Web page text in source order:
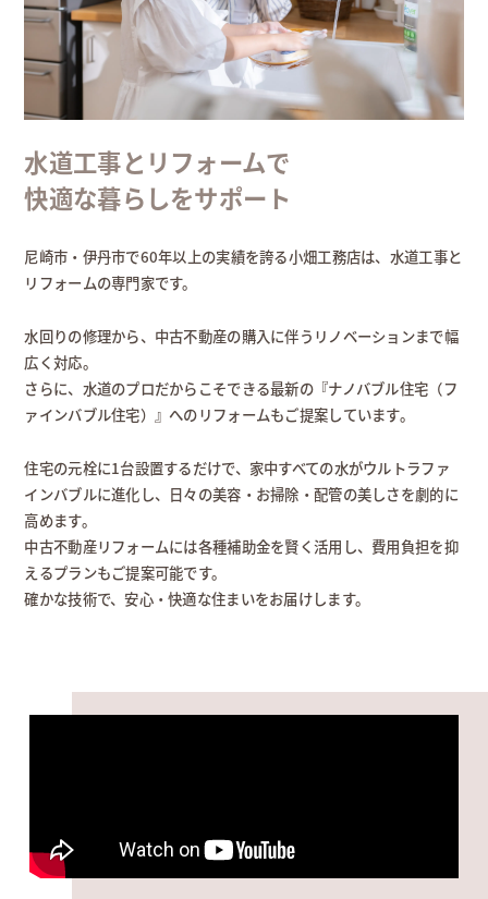
水道工事とリフォームで
快適な暮らしをサポート
尼崎市・伊丹市で60年以上の実績を誇る小畑工務店は、水道工事と
リフォームの専門家です。
水回りの修理から、中古不動産の購入に伴うリノベーションまで幅
広く対応。
さらに、水道のプロだからこそできる最新の『ナノバブル住宅（フ
ァインバブル住宅）』へのリフォームもご提案しています。
住宅の元栓に1台設置するだけで、家中すべての水がウルトラファ
インバブルに進化し、日々の美容・お掃除・配管の美しさを劇的に
高めます。
中古不動産リフォームには各種補助金を賢く活用し、費用負担を抑
えるプランもご提案可能です。
確かな技術で、安心・快適な住まいをお届けします。